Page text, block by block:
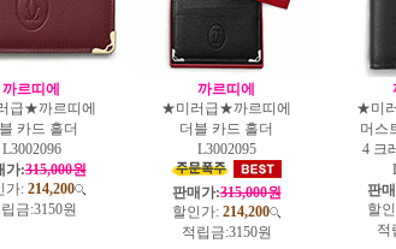
까르띠에
급★까르띠에
카드 홀더
L3002096
가:315,000원
가: 214,200
금:3150원
까르띠에
★미러급★까르띠에
더블 카드 홀더
L3002095
판매가:315,000원
할인가: 214,200
적립금:3150원
★미
머스
4 크
판
할
적